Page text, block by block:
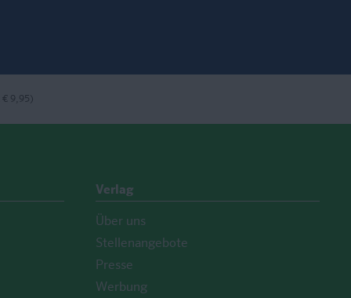
LinkedIn
€ 9,95)
Verlag
Über uns
Stellenangebote
Presse
Werbung